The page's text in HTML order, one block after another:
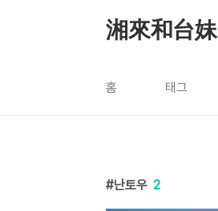
湘來和台妹
홈 태그
난토우 2